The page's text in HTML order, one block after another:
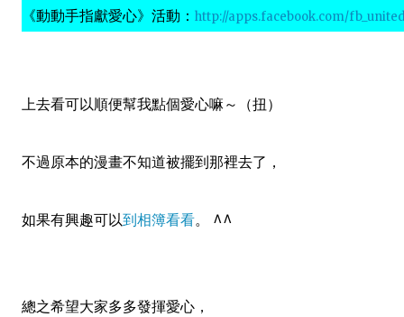
《動動手指獻愛心》活動： http://apps.facebook.com/
上去看可以順便幫我點個愛心嘛～（扭）
不過原本的漫畫不知道被擺到那裡去了，
如果有興趣可以到相簿看看。 ^^
總之希望大家多多發揮愛心，